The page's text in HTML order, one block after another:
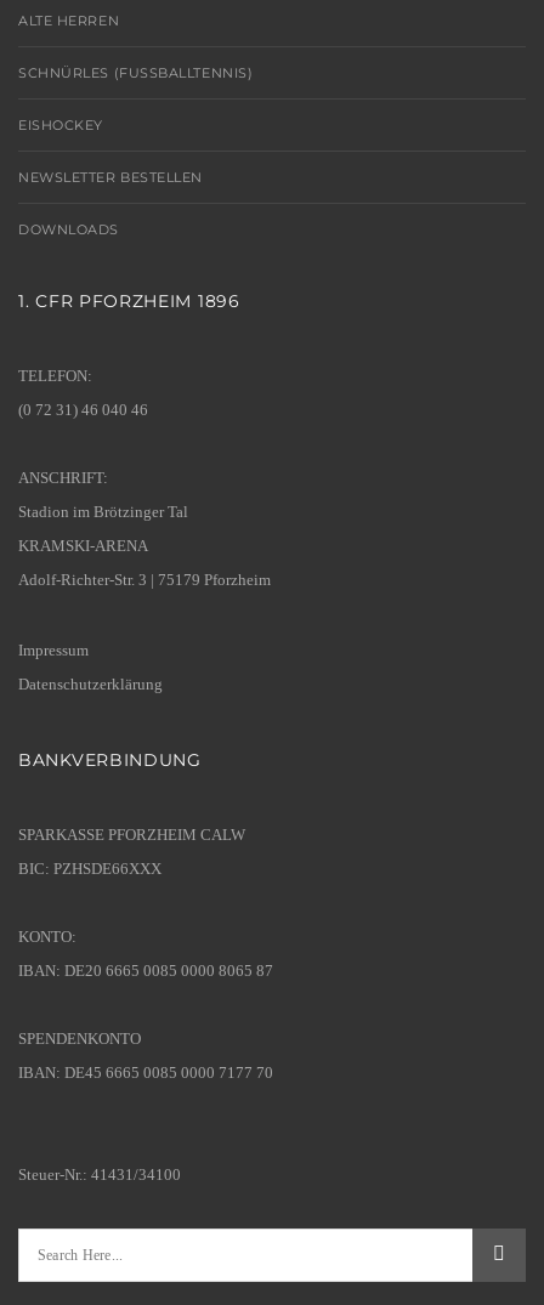
ALTE HERREN
SCHNÜRLES (FUSSBALLTENNIS)
EISHOCKEY
NEWSLETTER BESTELLEN
DOWNLOADS
1. CFR PFORZHEIM 1896
TELEFON:
(0 72 31) 46 040 46
ANSCHRIFT:
Stadion im Brötzinger Tal
KRAMSKI-ARENA
Adolf-Richter-Str. 3 | 75179 Pforzheim
Impressum
Datenschutzerklärung
BANKVERBINDUNG
SPARKASSE PFORZHEIM CALW
BIC: PZHSDE66XXX
KONTO:
IBAN: DE20 6665 0085 0000 8065 87
SPENDENKONTO
IBAN: DE45 6665 0085 0000 7177 70
Steuer-Nr.: 41431/34100